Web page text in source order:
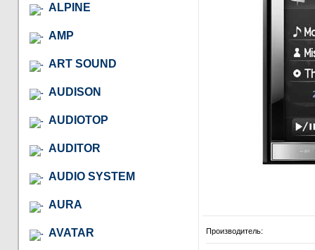
ALPINE
AMP
ART SOUND
AUDISON
AUDIOTOP
AUDITOR
AUDIO SYSTEM
AURA
AVATAR Производитель: